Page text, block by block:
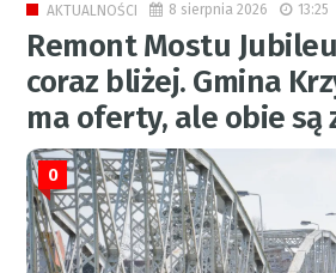
AKTUALNOŚCI 8 sierpnia 2026 13:25
Remont Mostu
coraz bliżej. Gmina
ma oferty, ale obie są
0